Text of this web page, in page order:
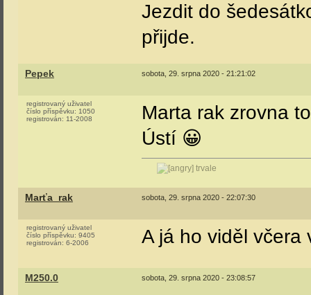
Jezdit do
přijde.
Pepek sobota, 29. srpna 2020 - 21:21:02
registrovaný uživatel
číslo příspěvku: 1050
registrován: 11-2008
Marta rak zrovna
Ústí 😀
trvale
Marťa_rak sobota, 29. srpna 2020 - 22:07:30
registrovaný uživatel
číslo příspěvku: 9405
registrován: 6-2006 A já ho viděl včera
M250.0 sobota, 29. srpna 2020 - 23:08:57